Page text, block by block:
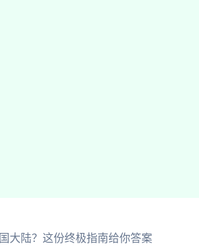
大陆？这份终极指南给你答案